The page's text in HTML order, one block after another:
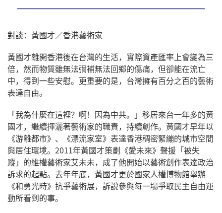
對談：黃國才／香港藝術家
黃國才離開香港後在台灣的生活，實際資產匯率上會變為三
倍，然而物質雖無法彌補無法回鄉的傷痛，但卻能在流亡
中，得到一些安慰。更重要的是，台灣擁有百分之百的藝術
表達自由。
「我為什麼在這裡？啊！因為中共。」移居來台一年多的黃
國才，繼續揮灑著藝術家的職責，持續創作。黃國才早年以
《游離都市》、《漂流家室》表達香港稠密緊繃的城市空間
與居住環境。2011年黃國才策劃《愛未來》聲援「被失
蹤」的維權藝術家艾未未，成了他開始以藝術創作表達政治
訴求的起點。去年年底，黃國才更於國家人權博物館舉辦
《和勇光時》抗爭藝術展，訴說參與每一場爭取民主自由運
動所看到的事。